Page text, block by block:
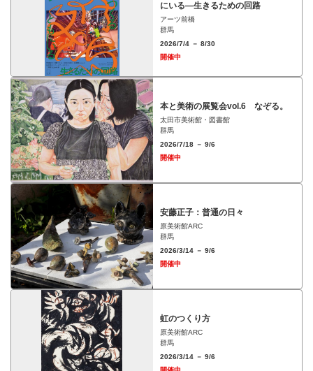
にいる―生きるための回路
アーツ前橋
群馬
2026/7/4 － 8/30
開催中
本と美術の展覧会vol.6 なぞる。
太田市美術館・図書館
群馬
2026/7/18 － 9/6
開催中
安藤正子：普通の日々
原美術館ARC
群馬
2026/3/14 － 9/6
開催中
虹のつくり方
原美術館ARC
群馬
2026/3/14 － 9/6